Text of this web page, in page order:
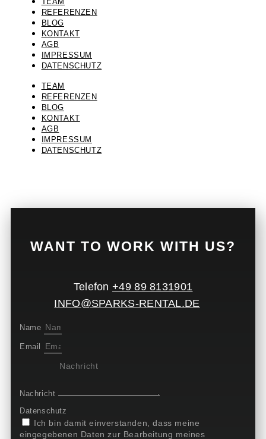
REFERENZEN
BLOG
KONTAKT
AGB
IMPRESSUM
DATENSCHUTZ
TEAM
REFERENZEN
BLOG
KONTAKT
AGB
IMPRESSUM
DATENSCHUTZ
WANT TO WORK WITH US?
Telefon+49 89 8131901
INFO@SPARKS-RENTAL.DE
Name
Email
Nachricht
Datenschutz
Ich bin damit einverstanden, dass meine
eingegebenen Daten zur Bearbeitung meines